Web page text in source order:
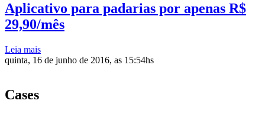
Aplicativo para padarias por apenas R$
29,90/mês
Leia mais
quinta, 16 de junho de 2016, as 15:54hs
Cases